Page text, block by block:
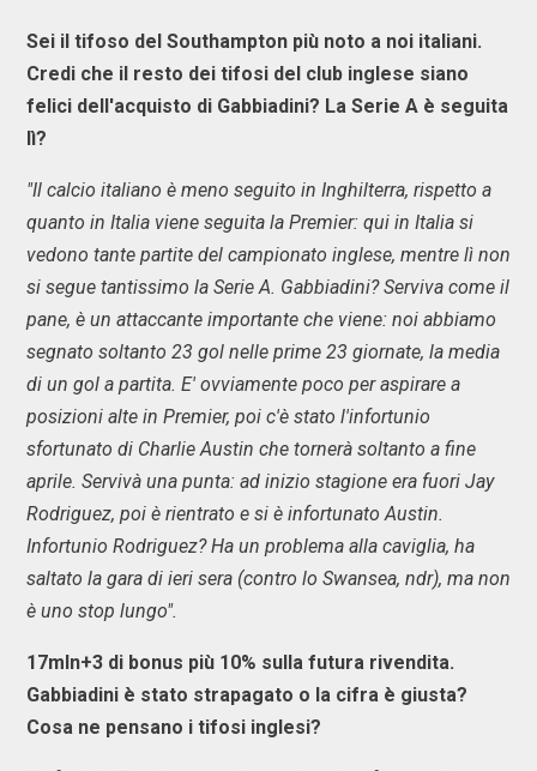
Sei il tifoso del Southampton più noto a noi italiani.
Credi che il resto dei tifosi del club inglese siano
felici dell'acquisto di Gabbiadini? La Serie A è seguita
lì?
"Il calcio italiano è meno seguito in Inghilterra, rispetto a
quanto in Italia viene seguita la Premier: qui in Italia si
vedono tante partite del campionato inglese, mentre lì non
si segue tantissimo la Serie A. Gabbiadini? Serviva come il
pane, è un attaccante importante che viene: noi abbiamo
segnato soltanto 23 gol nelle prime 23 giornate, la media
di un gol a partita. E' ovviamente poco per aspirare a
posizioni alte in Premier, poi c'è stato l'infortunio
sfortunato di Charlie Austin che tornerà soltanto a fine
aprile. Servivà una punta: ad inizio stagione era fuori Jay
Rodriguez, poi è rientrato e si è infortunato Austin.
Infortunio Rodriguez? Ha un problema alla caviglia, ha
saltato la gara di ieri sera (contro lo Swansea, ndr), ma non
è uno stop lungo".
17mln+3 di bonus più 10% sulla futura rivendita.
Gabbiadini è stato strapagato o la cifra è giusta?
Cosa ne pensano i tifosi inglesi?